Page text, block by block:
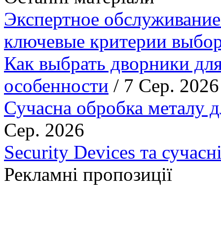
Экспертное
ключевые критерии
Как выбрать дворники
особенности / 7 Сер. 2026
Сучасна обробка металу
Сер. 2026
Security Devices та
Рекламні пропозиції